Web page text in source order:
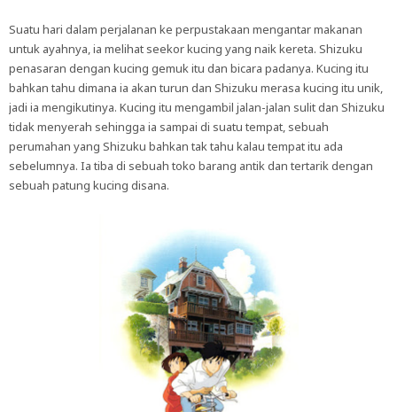
Suatu hari dalam perjalanan ke perpustakaan mengantar makanan
untuk ayahnya, ia melihat seekor kucing yang naik kereta. Shizuku
penasaran dengan kucing gemuk itu dan bicara padanya. Kucing itu
bahkan tahu dimana ia akan turun dan Shizuku merasa kucing itu unik,
jadi ia mengikutinya. Kucing itu mengambil jalan-jalan sulit dan Shizuku
tidak menyerah sehingga ia sampai di suatu tempat, sebuah
perumahan yang Shizuku bahkan tak tahu kalau tempat itu ada
sebelumnya. Ia tiba di sebuah toko barang antik dan tertarik dengan
sebuah patung kucing disana.